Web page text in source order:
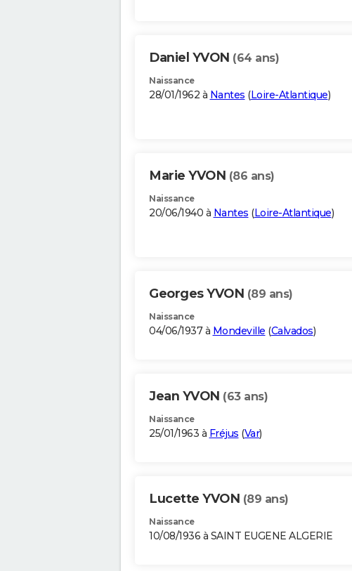
Daniel YVON (64 ans)
Naissance
28/01/1962 à Nantes (Loire-Atlantique)
Marie YVON (86 ans)
Naissance
20/06/1940 à Nantes (Loire-Atlantique)
Georges YVON (89 ans)
Naissance
04/06/1937 à Mondeville (Calvados)
Jean YVON (63 ans)
Naissance
25/01/1963 à Fréjus (Var)
Lucette YVON (89 ans)
Naissance
10/08/1936 à SAINT EUGENE ALGERIE